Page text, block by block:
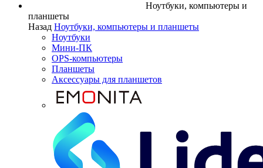
Ноутбуки, компьютеры и
планшеты
Назад Ноутбуки, компьютеры и планшеты
Ноутбуки
Мини-ПК
OPS-компьютеры
Планшеты
Аксессуары для планшетов